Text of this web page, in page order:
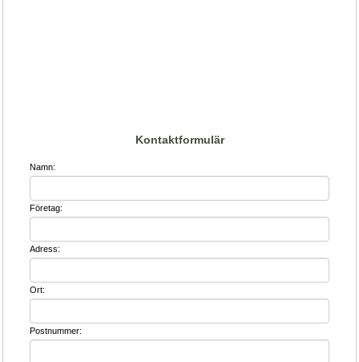
Kontaktformulär
Namn:
Företag:
Adress:
Ort:
Postnummer: